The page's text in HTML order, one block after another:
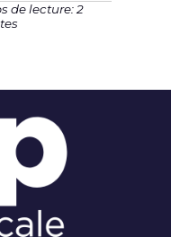
de lecture: 2